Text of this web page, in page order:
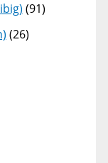
(91)
(26)